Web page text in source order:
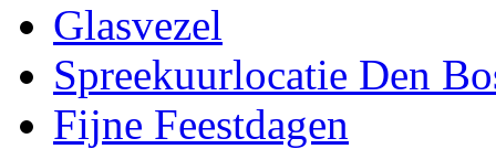
Glasvezel
Spreekuurlocatie Den
Fijne Feestdagen